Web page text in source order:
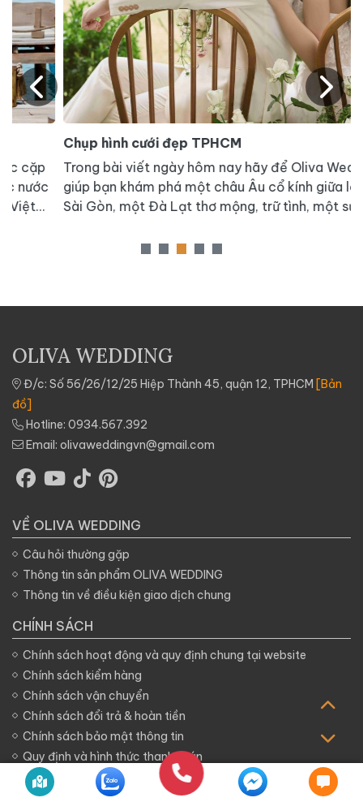
Chụp hình cưới đẹp TPHCM
Trong bài viết ngày hôm nay hãy để Oliva Wedding
giúp bạn khám phá một châu Âu cổ kính giữa lòng
Sài Gòn, một Đà Lạt thơ mộng, trữ tình, một sự kết
trong một phim trường mang tên DREAM FUTURE
OLIVA WEDDING
Đ/c: Số 56/26/12/25 Hiệp Thành 45, quận 12, TPHCM [Bản
đồ]
Hotline: 0934.567.392
Email: olivaweddingvn@gmail.com
VỀ OLIVA WEDDING
Câu hỏi thường gặp
Thông tin sản phẩm OLIVA WEDDING
Thông tin về điều kiện giao dịch chung
CHÍNH SÁCH
Chính sách hoạt động và quy định chung tại website
Chính sách kiểm hàng
Chính sách vận chuyển
Chính sách đổi trả & hoàn tiền
Chính sách bảo mật thông tin
Quy định và hình thức thanh toán